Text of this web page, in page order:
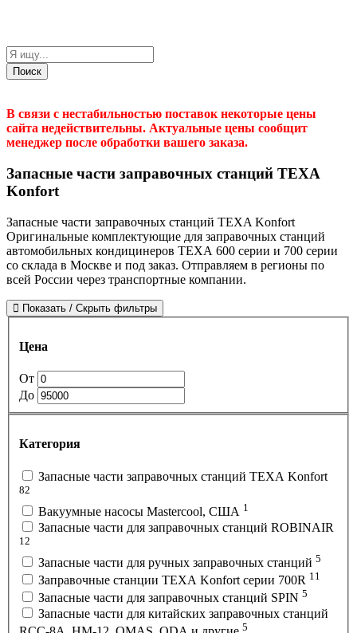
Поиск
В связи с нестабильностью поставок некоторые цены
сайта недействительны. Актуальные цены сообщит
менеджер после обработки вашего заказа.
Запасные части заправочных станций TEXA
Konfort
Запасные части заправочных станций TEXA Konfort
Оригинальные комплектующие для заправочных станций
автомобильных кондицинеров ТЕХА 600 серии и 700 серии
со склада в Москве и под заказ. Отправляем в регионы по
всей России через транспортные компании.
Показать / Скрыть фильтры
Цена
От
До
Категория
Запасные части заправочных станций TEXA Konfort
82
Вакуумные насосы Mastercool, США 1
Запасные части для заправочных станций ROBINAIR
12
Запасные части для ручных заправочных станций 5
Заправочные станции TEXA Konfort серии 700R 11
Запасные части для заправочных станций SPIN 5
Запасные части для китайских заправочных станций
5